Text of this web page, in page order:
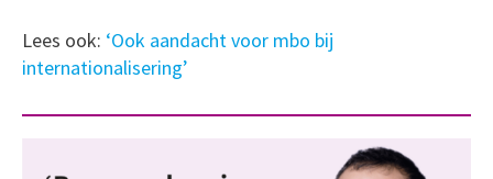
Lees ook: ‘Ook aandacht voor mbo bij
internationalisering’